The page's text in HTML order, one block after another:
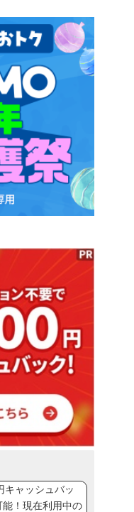
キャッシュバッ
！現在利用中の